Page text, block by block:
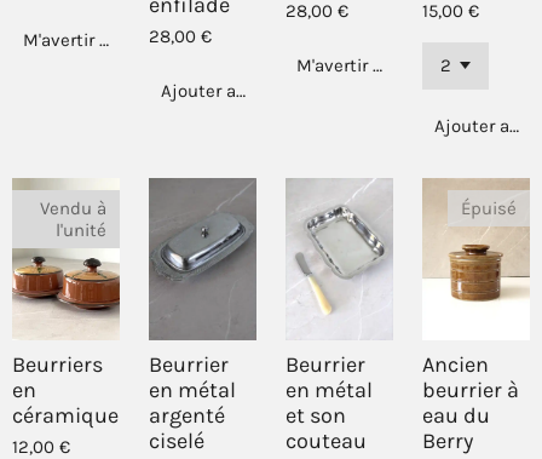
M'avertir si disponible
28,00 €
Ajouter au panier
28,00 €
M'avertir si disponible
15,00 €
Ajouter au
Vendu à
l'unité
Beurriers
en
céramique
12,00 €
Beurrier
en métal
argenté
ciselé
Beurrier
en métal
et son
couteau
Épuisé
Ancien
beurrier à
eau du
Berry